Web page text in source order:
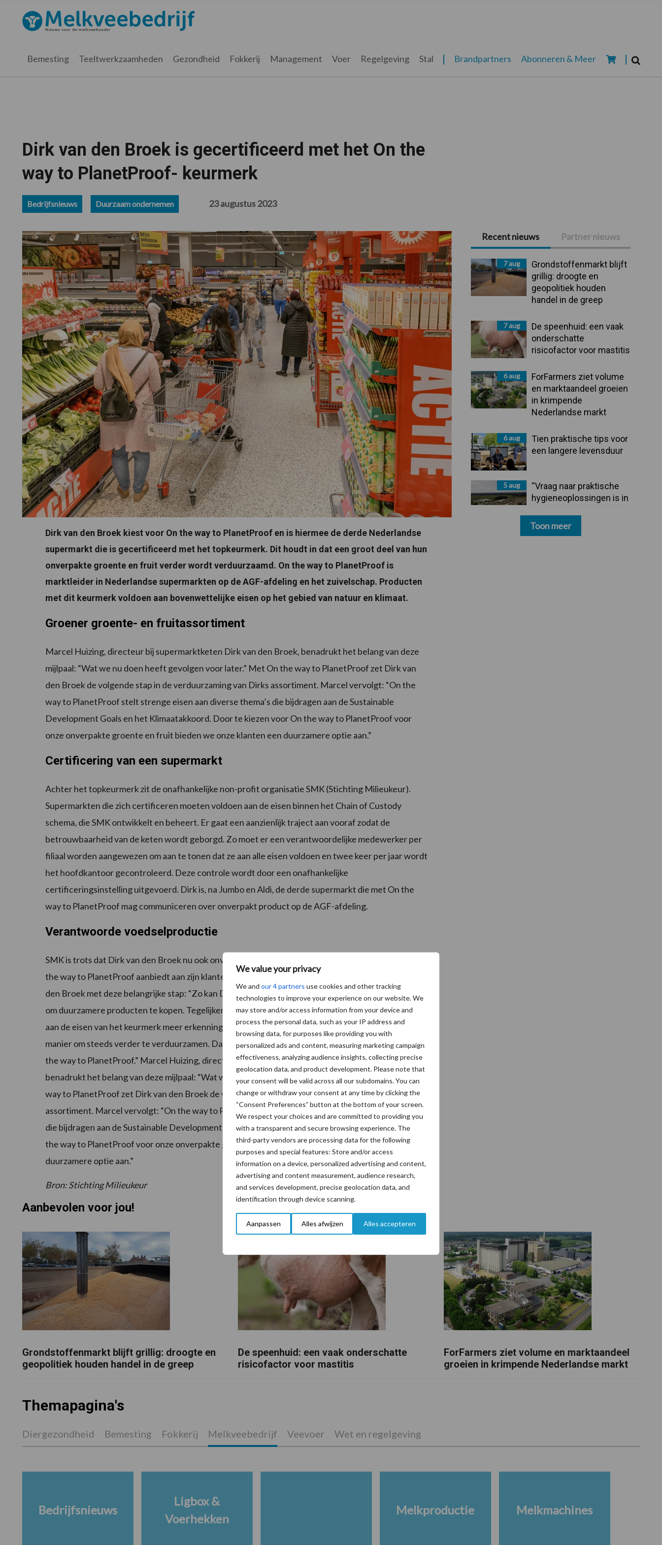
We value your privacy
We and our 4 partners use cookies and other tracking
technologies to improve your experience on our website. We
may store and/or access information from your device and
process the personal data, such as your IP address and
browsing data, for purposes like providing you with
personalized ads and content, measuring marketing campaign
effectiveness, analyzing audience insights, collecting precise
geolocation data, and product development. Please note that
your consent will be valid across all our subdomains. You can
change or withdraw your consent at any time by clicking the
“Consent Preferences” button at the bottom of your screen.
We respect your choices and are committed to providing you
with a transparent and secure browsing experience. The
third-party vendors are processing data for the following
purposes and special features: Store and/or access
information on a device, personalized advertising and content,
advertising and content measurement, audience research,
and services development, precise geolocation data, and
identification through device scanning.
Aanpassen Alles afwijzen Alles accepteren
hoofdnavigatie
hoofd
eerste
voettekst
Melkveebedrijf.nl
Bemesting Teeltwerkzaamheden Gezondheid Fokkerij Management Voer Regelgeving Stal Brandpartners Abonneren & Meer
Dirk van den Broek is gecertificeerd met het On the
way to PlanetProof- keurmerk
Bedrijfsnieuws Duurzaam ondernemen 23 augustus 2023
Dirk van den Broek kiest voor On the way to PlanetProof en is hiermee de derde Nederlandse
supermarkt die is gecertificeerd met het topkeurmerk. Dit houdt in dat een groot deel van hun
onverpakte groente en fruit verder wordt verduurzaamd. On the way to PlanetProof is
marktleider in Nederlandse supermarkten op de AGF-afdeling en het zuivelschap. Producten
met dit keurmerk voldoen aan bovenwettelijke eisen op het gebied van natuur en klimaat.
Groener groente- en fruitassortiment
Marcel Huizing, directeur bij supermarktketen Dirk van den Broek, benadrukt het belang van deze
mijlpaal: “Wat we nu doen heeft gevolgen voor later.” Met On the way to PlanetProof zet Dirk van
den Broek de volgende stap in de verduurzaming van Dirks assortiment. Marcel vervolgt: “On the
way to PlanetProof stelt strenge eisen aan diverse thema’s die bijdragen aan de Sustainable
Development Goals en het Klimaatakkoord. Door te kiezen voor On the way to PlanetProof voor
onze onverpakte groente en fruit bieden we onze klanten een duurzamere optie aan.”
Certificering van een supermarkt
Achter het topkeurmerk zit de onafhankelijke non-profit organisatie SMK (Stichting Milieukeur).
Supermarkten die zich certificeren moeten voldoen aan de eisen binnen het Chain of Custody
schema, die SMK ontwikkelt en beheert. Er gaat een aanzienlijk traject aan vooraf zodat de
betrouwbaarheid van de keten wordt geborgd. Zo moet er een verantwoordelijke medewerker per
filiaal worden aangewezen om aan te tonen dat ze aan alle eisen voldoen en twee keer per jaar wordt
het hoofdkantoor gecontroleerd. Deze controle wordt door een onafhankelijke
certificeringsinstelling uitgevoerd. Dirk is, na Jumbo en Aldi, de derde supermarkt die met On the
way to PlanetProof mag communiceren over onverpakt product op de AGF-afdeling.
Verantwoorde voedselproductie
SMK is trots dat Dirk van den Broek nu ook onverpakte groente en fruit met het topkeurmerk On
the way to PlanetProof aanbiedt aan zijn klanten. Gijs Dröge, directeur van SMK, feliciteert Dirk van
den Broek met deze belangrijke stap: “Zo kan Dirk van den Broek zijn klanten nog beter stimuleren
om duurzamere producten te kopen. Tegelijkertijd krijgen de ruim 2000 boeren en telers die voldoen
aan de eisen van het keurmerk meer erkenning voor hun inzet. Samenwerking in de keten is dé
manier om steeds verder te verduurzamen. Dat is precies het doel van SMK met haar keurmerk On
the way to PlanetProof.” Marcel Huizing, directeur bij supermarktketen Dirk van den Broek,
benadrukt het belang van deze mijlpaal: “Wat we nu doen heeft gevolgen voor later.” Met On the
way to PlanetProof zet Dirk van den Broek de volgende stap in de verduurzaming van Dirks
assortiment. Marcel vervolgt: “On the way to PlanetProof stelt strenge eisen aan diverse thema’s
die bijdragen aan de Sustainable Development Goals en het Klimaatakkoord. Door te kiezen voor On
the way to PlanetProof voor onze onverpakte groente en fruit bieden we onze klanten een
duurzamere optie aan.”
Bron: Stichting Milieukeur
Primaire
Sidebar
Recent nieuws Partner nieuws
7 aug
Grondstoffenmarkt blijft
grillig: droogte en
geopolitiek houden
handel in de greep
7 aug
De speenhuid: een vaak
onderschatte
risicofactor voor mastitis
6 aug
ForFarmers ziet volume
en marktaandeel groeien
in krimpende
Nederlandse markt
6 aug
Tien praktische tips voor
een langere levensduur
5 aug
“Vraag naar praktische
hygieneoplossingen is in
Toon meer
Aanbevolen voor jou!
Grondstoffenmarkt blijft grillig: droogte en
geopolitiek houden handel in de greep
De speenhuid: een vaak onderschatte
risicofactor voor mastitis
ForFarmers ziet volume en marktaandeel
groeien in krimpende Nederlandse markt
Themapagina's
Diergezondheid Bemesting Fokkerij Melkveebedrijf Veevoer Wet en regelgeving
Bedrijfsnieuws
Ligbox &
Voerhekken
Melkproductie Melkmachines